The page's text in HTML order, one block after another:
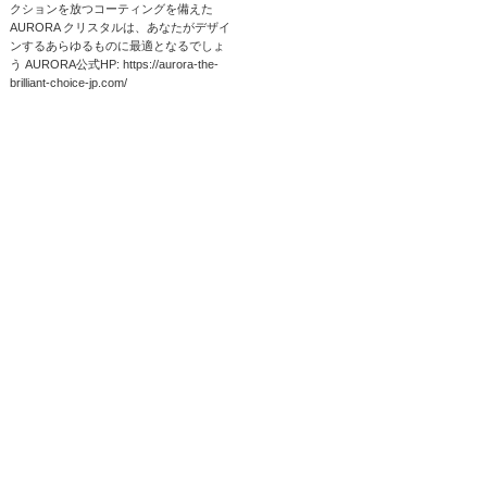
クションを放つコーティングを備えた
AURORA クリスタルは、あなたがデザイ
ンするあらゆるものに最適となるでしょ
う AURORA公式HP: https://aurora-the-
brilliant-choice-jp.com/